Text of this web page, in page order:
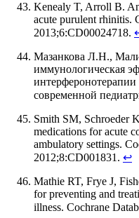
Kenealy T, Arroll B.
acute purulent rhinitis.
2013;6:CD00024718.
Мазанкова Л.Н.,
иммунологическая
современной
Smith SM, Schroeder
medications for acute
ambulatory settings.
2012;8:CD001831. ↩
Mathie RT, Frye J,
for preventing and
illness. Cochrane